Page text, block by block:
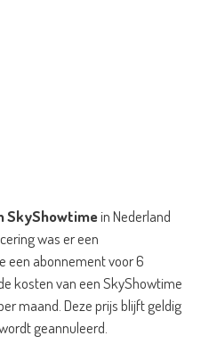
SkyShowtimein Nederland
was er een
een abonnement voor 6
kosten van een SkyShowtime
maand. Deze prijs blijft geldig
geannuleerd.